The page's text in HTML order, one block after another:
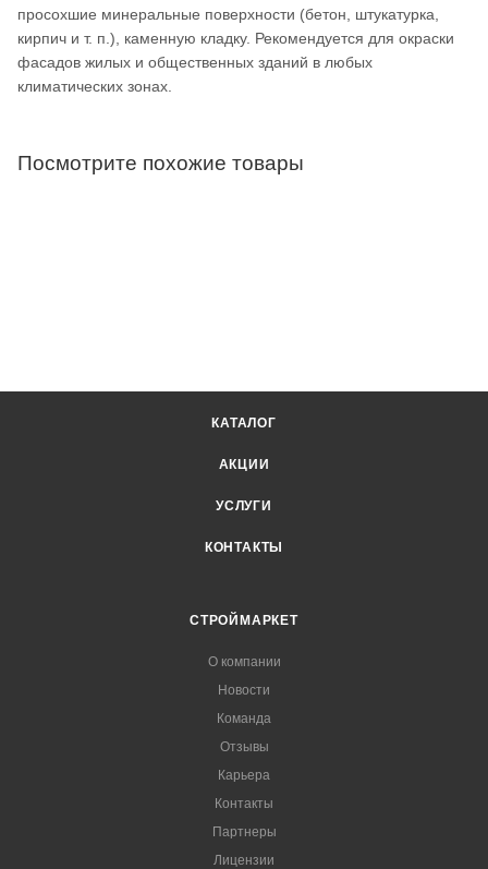
просохшие минеральные поверхности (бетон, штукатурка,
кирпич и т. п.), каменную кладку. Рекомендуется для окраски
фасадов жилых и общественных зданий в любых
климатических зонах.
Посмотрите похожие товары
КАТАЛОГ
АКЦИИ
УСЛУГИ
КОНТАКТЫ
СТРОЙМАРКЕТ
О компании
Новости
Команда
Отзывы
Карьера
Контакты
Партнеры
Лицензии